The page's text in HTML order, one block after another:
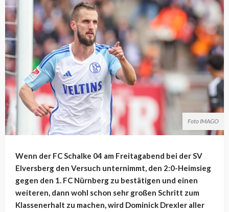
Foto IMAGO
Wenn der FC Schalke 04 am Freitagabend bei der SV
Elversberg den Versuch unternimmt, den 2:0-Heimsieg
gegen den 1. FC Nürnberg zu bestätigen und einen
weiteren, dann wohl schon sehr großen Schritt zum
Klassenerhalt zu machen, wird Dominick Drexler aller